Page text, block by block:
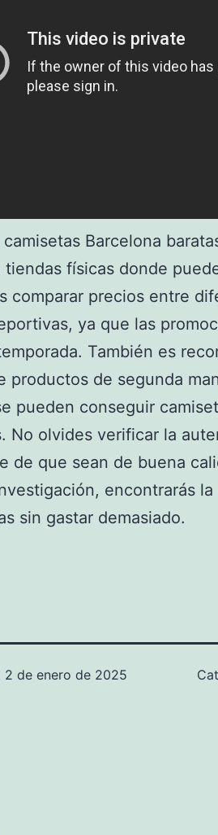
camisetas Barcelona
tiendas físicas donde
comparar precios entre
ya que las
También es
productos de segunda
pueden conseguir
No olvides verificar la
de que sean de buena
encontrarás
sin gastar demasiado.
2 de enero de 2025